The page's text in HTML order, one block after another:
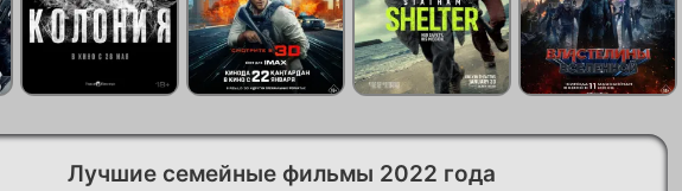
Лучшие семейные фильмы 2022 года